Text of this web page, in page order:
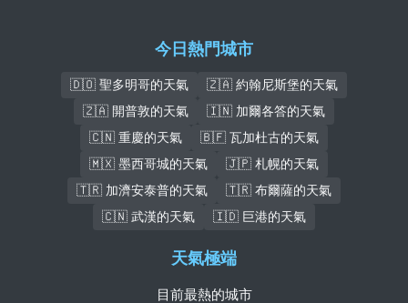
今日熱門城市
🇩🇴 聖多明哥的天氣
🇿🇦 約翰尼斯堡的天氣
🇿🇦 開普敦的天氣
🇮🇳 加爾各答的天氣
🇨🇳 重慶的天氣
🇧🇫 瓦加杜古的天氣
🇲🇽 墨西哥城的天氣
🇯🇵 札幌的天氣
🇹🇷 加濟安泰普的天氣
🇹🇷 布爾薩的天氣
🇨🇳 武漢的天氣
🇮🇩 巨港的天氣
天氣極端
目前最熱的城市